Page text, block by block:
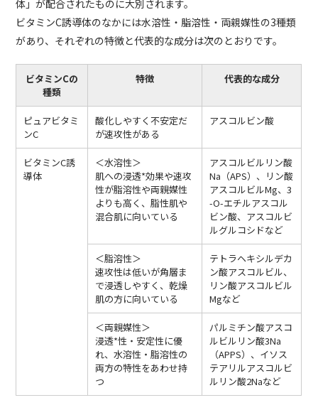
体」が配合されたものに大別されます。
ビタミンC誘導体のなかには水溶性・脂溶性・両親媒性の3種類
があり、それぞれの特徴と代表的な成分は次のとおりです。
ビタミンCの
種類
特徴 代表的な成分
ピュアビタミ
ンC
酸化しやすく不安定だ
が速攻性がある
アスコルビン酸
ビタミンC誘
導体
＜水溶性＞
肌への浸透*効果や速攻
性が脂溶性や両親媒性
よりも高く、脂性肌や
混合肌に向いている
アスコルビルリン酸
Na（APS）、リン酸
アスコルビルMg、3
-O-エチルアスコル
ビン酸、アスコルビ
ルグルコシドなど
＜脂溶性＞
速攻性は低いが角層ま
で浸透しやすく、乾燥
肌の方に向いている
テトラヘキシルデカ
ン酸アスコルビル、
リン酸アスコルビル
Mgなど
＜両親媒性＞
浸透*性・安定性に優
れ、水溶性・脂溶性の
両方の特性をあわせ持
つ
パルミチン酸アスコ
ルビルリン酸3Na
（APPS）、イソス
テアリルアスコルビ
ルリン酸2Naなど